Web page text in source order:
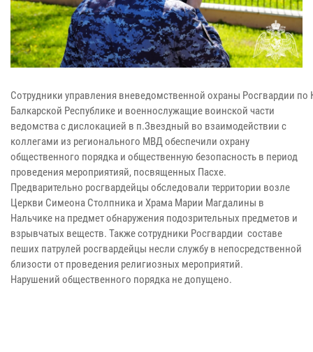
Сотрудники управления вневедомственной охраны Росгвардии по
Балкарской Республике и военнослужащие воинской части
ведомства с дислокацией в п.Звездный во взаимодействии с
коллегами из регионального МВД обеспечили охрану
общественного порядка и общественную безопасность в период
проведения мероприятияй, посвященных Пасхе.
Предварительно росгвардейцы обследовали территории возле
Церкви Симеона Столпника и Храма Марии Магдалины в
Нальчике на предмет обнаружения подозрительных предметов и
взрывчатых веществ. Также сотрудники Росгвардии составе
пеших патрулей росгвардейцы несли службу в непосредственной
близости от проведения религиозных мероприятий.
Нарушений общественного порядка не допущено.